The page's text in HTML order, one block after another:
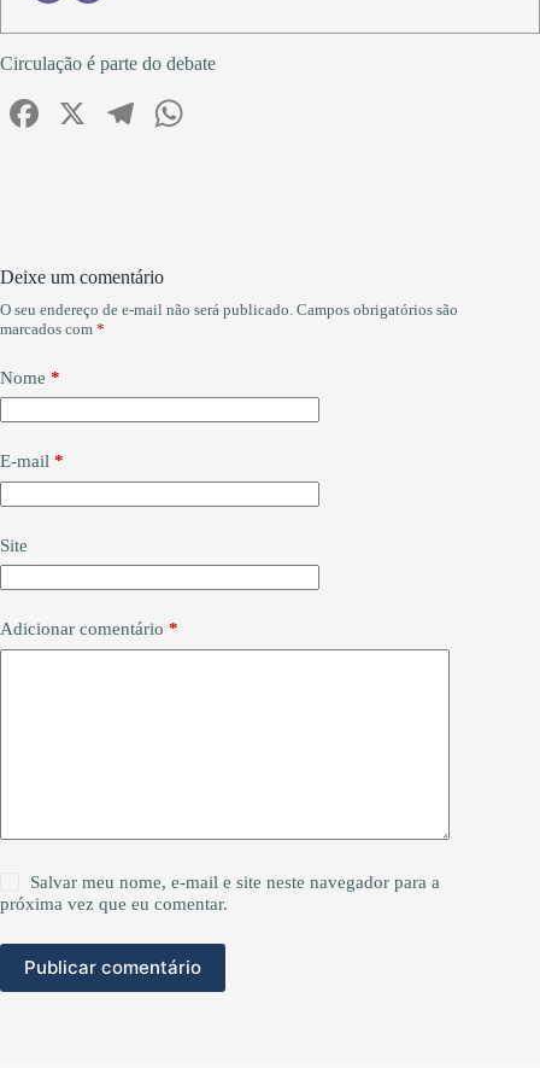
Circulação é parte do debate
Fa X
Te
m
Deixe um comentário
O seu endereço de e-mail não será publicado. Campos obrigatórios são
marcados com *
Nome *
E-mail *
Site
Adicionar comentário *
Salvar meu nome, e-mail e site neste navegador para a
próxima vez que eu comentar.
Publicar comentário